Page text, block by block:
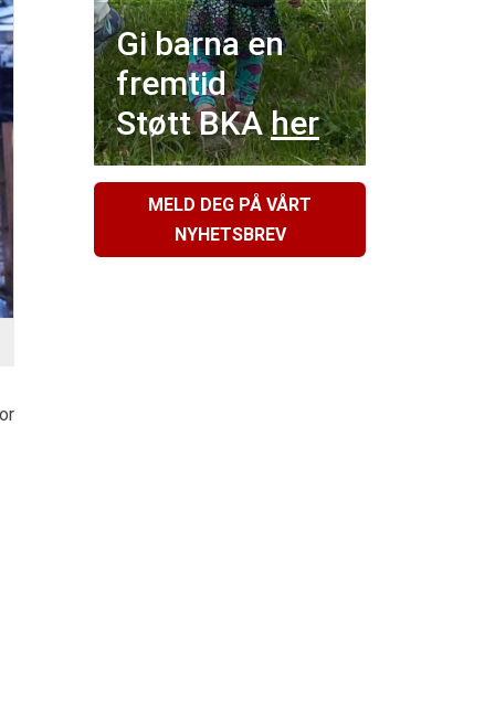
Gi barna en
fremtid
Støtt BKAher
MELD DEG PÅ VÅRT
NYHETSBREV